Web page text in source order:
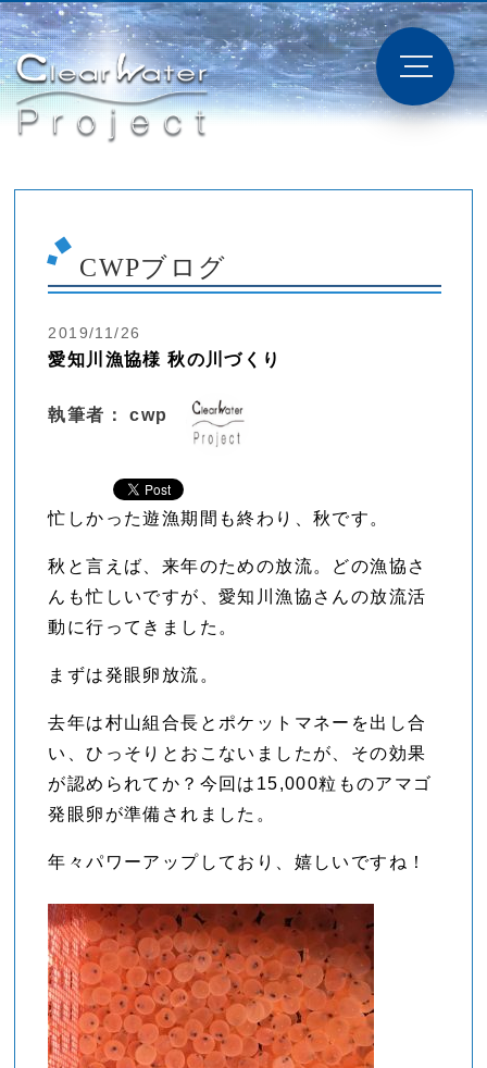
CWPブログ
2019/11/26
愛知川漁協様 秋の川づくり
執筆者： cwp
忙しかった遊漁期間も終わり、秋です。
秋と言えば、来年のための放流。どの漁協さ
んも忙しいですが、愛知川漁協さんの放流活
動に行ってきました。
まずは発眼卵放流。
去年は村山組合長とポケットマネーを出し合
い、ひっそりとおこないましたが、その効果
が認められてか？今回は15,000粒ものアマゴ
発眼卵が準備されました。
年々パワーアップしており、嬉しいですね！